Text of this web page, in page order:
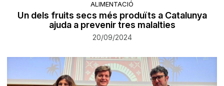
ALIMENTACIÓ
Un dels fruits secs més produïts a Catalunya
ajuda a prevenir tres malalties
20/09/2024